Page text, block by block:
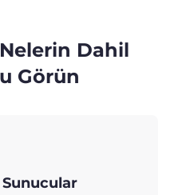
Dahil
Görün
Sunucular